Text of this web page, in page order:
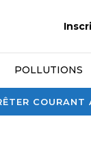
POLLUTIONS